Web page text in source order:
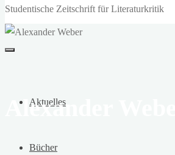
Studentische Zeitschrift für Literaturkritik
Aktuelles
Bücher
Alexander Weber